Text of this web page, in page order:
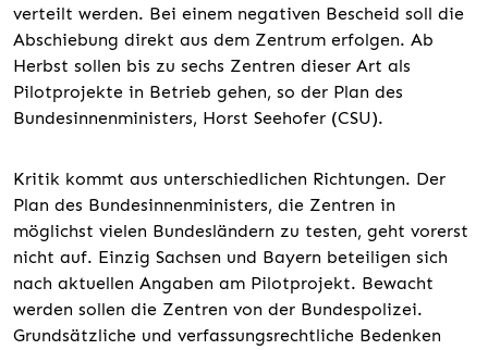
verteilt werden. Bei einem negativen Bescheid soll die
Abschiebung direkt aus dem Zentrum erfolgen. Ab
Herbst sollen bis zu sechs Zentren dieser Art als
Pilotprojekte in Betrieb gehen, so der Plan des
Bundesinnenministers, Horst Seehofer (CSU).
Kritik kommt aus unterschiedlichen Richtungen. Der
Plan des Bundesinnenministers, die Zentren in
möglichst vielen Bundesländern zu testen, geht vorerst
nicht auf. Einzig Sachsen und Bayern beteiligen sich
nach aktuellen Angaben am Pilotprojekt. Bewacht
werden sollen die Zentren von der Bundespolizei.
Grundsätzliche und verfassungsrechtliche Bedenken